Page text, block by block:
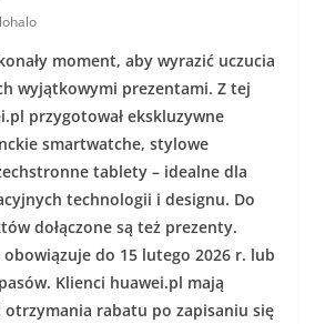
moment, aby wyrazić uczucia
wyjątkowymi prezentami. Z tej
przygotował ekskluzywne
smartwatche, stylowe
tablety – idealne dla
technologii i designu. Do
dołączone są też prezenty.
do 15 lutego 2026 r. lub
Klienci huawei.pl mają
otrzymania rabatu po zapisaniu się